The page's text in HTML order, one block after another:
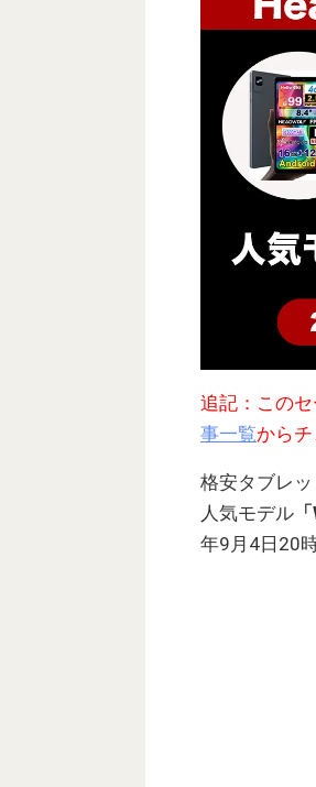
追記：この
事一覧から
格安タブレ
人気モデル
年9月4日20